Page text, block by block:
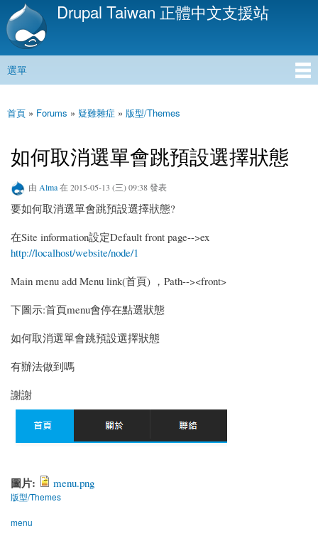
移
內
Drupal Taiwan 正體中文支援站
主選單
選單
您在這裡
首頁 » Forums » 疑難雜症 » 版型/Themes
如何取消選單會跳預設選擇狀態
由 Alma在 2015-05-13 (三) 09:38 發表
要如何取消選單會跳預設選擇狀態?
在Site information設定Default front page-->ex
http://localhost/website/node/1
Main menu add Menu link(首頁) ，Path--><front>
下圖示:首頁menu會停在點選狀態
如何取消選單會跳預設選擇狀態
有辦法做到嗎
謝謝
圖片: menu.png
版型/Themes
menu